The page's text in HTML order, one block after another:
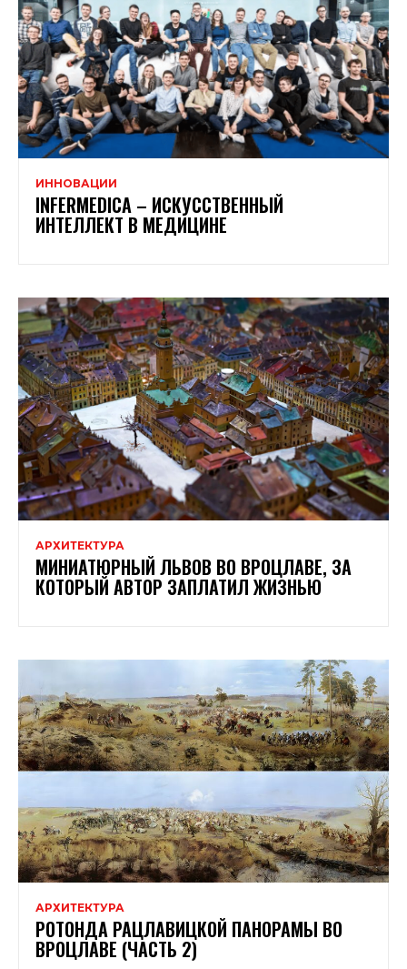
ИННОВАЦИИ
INFERMEDICA – ИСКУССТВЕННЫЙ
ИНТЕЛЛЕКТ В МЕДИЦИНЕ
АРХИТЕКТУРА
МИНИАТЮРНЫЙ ЛЬВОВ ВО ВРОЦЛАВЕ, ЗА
КОТОРЫЙ АВТОР ЗАПЛАТИЛ ЖИЗНЬЮ
АРХИТЕКТУРА
РОТОНДА РАЦЛАВИЦКОЙ ПАНОРАМЫ ВО
ВРОЦЛАВЕ (ЧАСТЬ 2)